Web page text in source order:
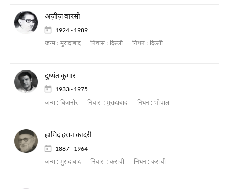
अज़ीज़ वारसी
1924 - 1989
जन्म : मुरादाबाद निवास : दिल्ली निधन : दिल्ली
दुष्यंत कुमार
1933 - 1975
जन्म : बिजनौर निवास : मुरादाबाद निधन : भोपाल
हामिद हसन क़ादरी
1887 - 1964
जन्म : मुरादाबाद निवास : कराची निधन : कराची